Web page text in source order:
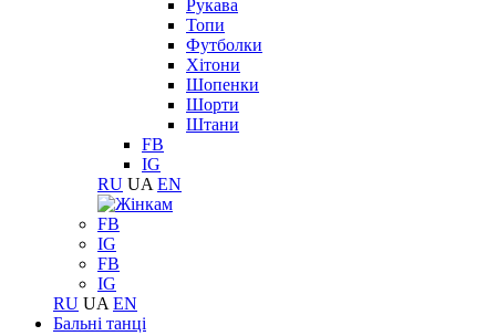
Рукава
Топи
Футболки
Хітони
Шопенки
Шорти
Штани
FB
IG
RU UA EN
FB
IG
FB
IG
RU UA EN
Бальні танці